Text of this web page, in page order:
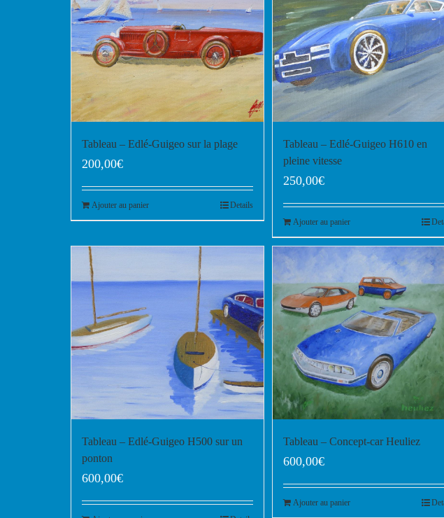
Tableau – Edlé-Guigeo sur la plage
200,00€
Ajouter au panier Details
Tableau – Edlé-Guigeo H610 en
pleine vitesse
250,00€
Ajouter au panier
Tableau – Edlé-Guigeo H500 sur un
ponton
600,00€
Tableau – Concept-car Heuliez
600,00€
Ajouter au panier